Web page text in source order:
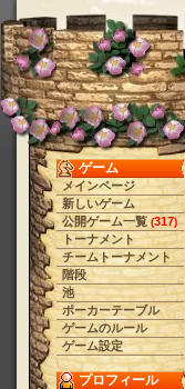
ゲーム
メインページ
新しいゲーム
公開ゲーム一覧 (317)
トーナメント
チームトーナメント
階段
池
ポーカーテーブル
ゲームのルール
ゲーム設定
プロフィール